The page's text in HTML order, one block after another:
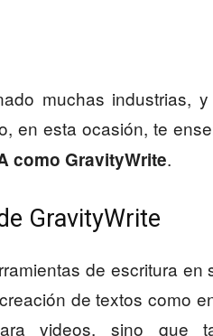
muchas industrias,
en esta ocasión, te
como GravityWrite.
GravityWrite
de escritura en
de textos como
videos, sino que